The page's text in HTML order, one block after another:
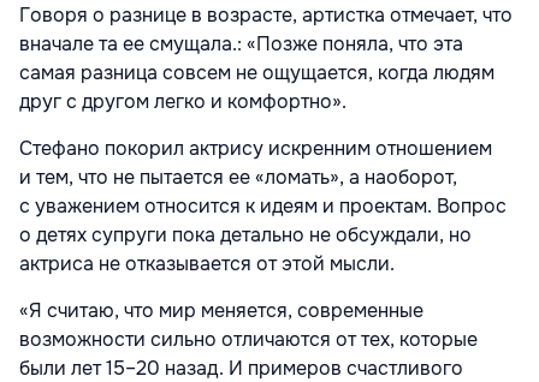
Говоря о разнице в возрасте, артистка отмечает, что
вначале та ее смущала.: «Позже поняла, что эта
самая разница совсем не ощущается, когда людям
друг с другом легко и комфортно».
Стефано покорил актрису искренним отношением
и тем, что не пытается ее «ломать», а наоборот,
с уважением относится к идеям и проектам. Вопрос
о детях супруги пока детально не обсуждали, но
актриса не отказывается от этой мысли.
«Я считаю, что мир меняется, современные
возможности сильно отличаются от тех, которые
были лет15–20 назад. И примеров счастливого